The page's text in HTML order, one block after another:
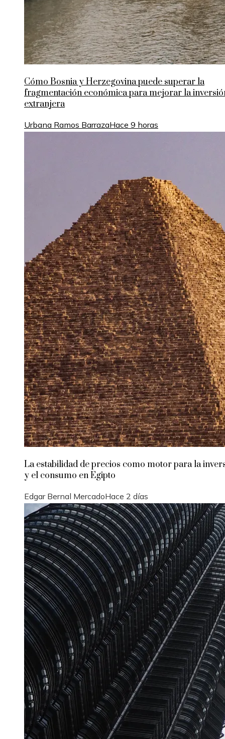
Cómo Bosnia y Herzegovina puede superar la
fragmentación económica para mejorar la
extranjera
Urbana Ramos BarrazaHace 9 horas
La estabilidad de precios como motor para la
y el consumo en Egipto
Edgar Bernal MercadoHace 2 días